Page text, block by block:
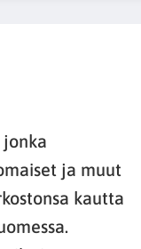
ja muut
kautta